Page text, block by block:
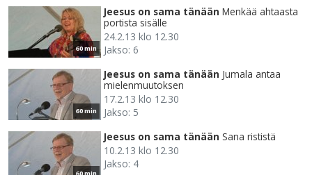
60 min
Jeesus on sama tänään Menkää ahtaasta
portista sisälle
24.2.13 klo 12.30
Jakso: 6
60 min
Jeesus on sama tänään Jumala antaa
mielenmuutoksen
17.2.13 klo 12.30
Jakso: 5
Jeesus on sama tänään Sana rististä
10.2.13 klo 12.30
Jakso: 4